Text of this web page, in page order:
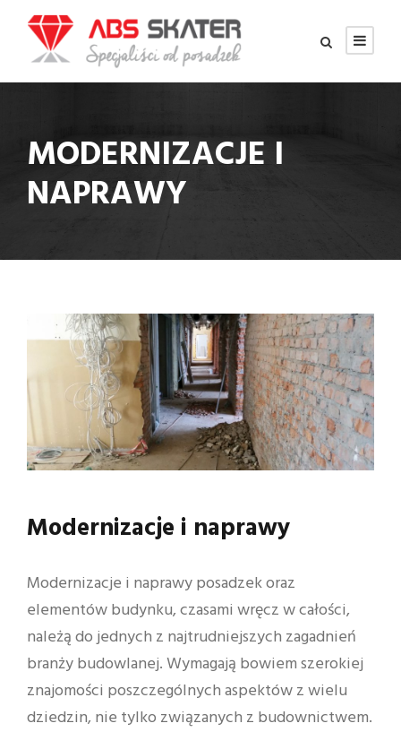
MODERNIZACJE I
NAPRAWY
Modernizacje i naprawy
Modernizacje i naprawy posadzek oraz
elementów budynku, czasami wręcz w całości,
należą do jednych z najtrudniejszych zagadnień
branży budowlanej. Wymagają bowiem szerokiej
znajomości poszczególnych aspektów z wielu
dziedzin, nie tylko związanych z budownictwem.